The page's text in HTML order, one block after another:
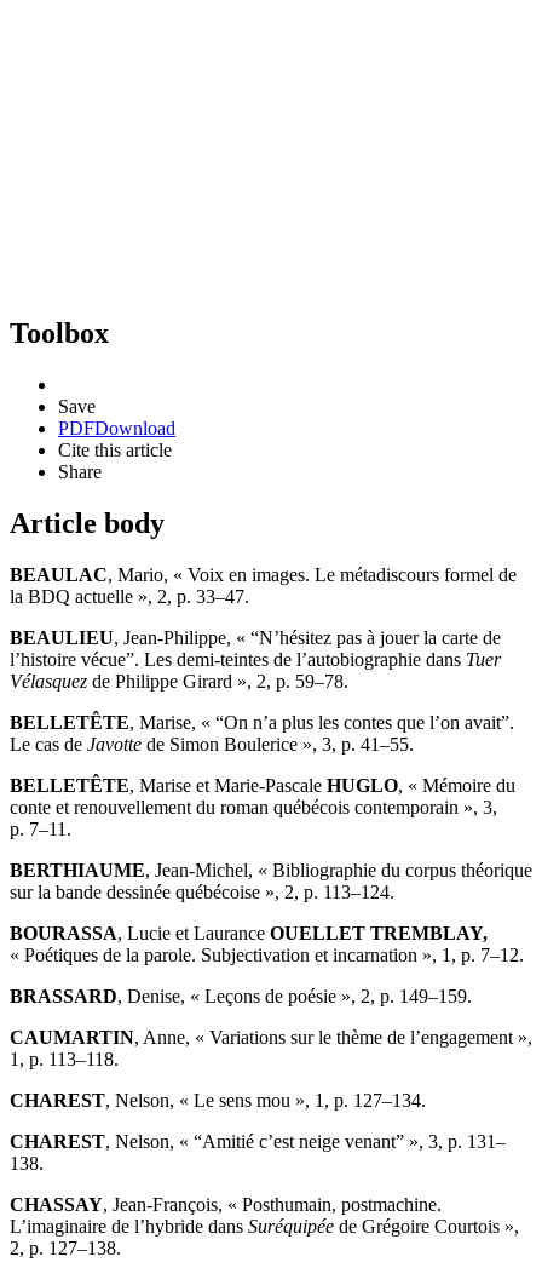
Toolbox
Save
PDFDownload
Cite this article
Share
Article body
BEAULAC, Mario, « Voix en images. Le métadiscours formel de
la BDQ actuelle », 2, p. 33–47.
BEAULIEU, Jean-Philippe, « “N’hésitez pas à jouer la carte de
l’histoire vécue”. Les demi-teintes de l’autobiographie dans Tuer
Vélasquez de Philippe Girard », 2, p. 59–78.
BELLETÊTE, Marise, « “On n’a plus les contes que l’on avait”.
Le cas de Javotte de Simon Boulerice », 3, p. 41–55.
BELLETÊTE, Marise et Marie-Pascale HUGLO, « Mémoire du
conte et renouvellement du roman québécois contemporain », 3,
p. 7–11.
BERTHIAUME, Jean-Michel, « Bibliographie du corpus théorique
sur la bande dessinée québécoise », 2, p. 113–124.
BOURASSA, Lucie et Laurance OUELLET TREMBLAY,
« Poétiques de la parole. Subjectivation et incarnation », 1, p. 7–12.
BRASSARD, Denise, « Leçons de poésie », 2, p. 149–159.
CAUMARTIN, Anne, « Variations sur le thème de l’engagement »,
1, p. 113–118.
CHAREST, Nelson, « Le sens mou », 1, p. 127–134.
CHAREST, Nelson, « “Amitié c’est neige venant” », 3, p. 131–
138.
CHASSAY, Jean-François, « Posthumain, postmachine.
L’imaginaire de l’hybride dans Suréquipée de Grégoire Courtois »,
2, p. 127–138.